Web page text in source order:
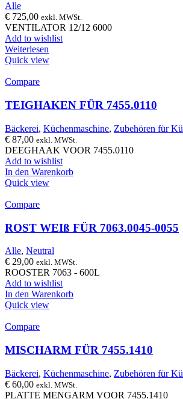
Alle
€ 725,00 exkl. MWSt.
VENTILATOR 12/12 6000
Add to wishlist
Weiterlesen
Quick view
Compare
TEIGHAKEN FÜR 7455.0110
Bäckerei, Küchenmaschine, Zubehören für
€ 87,00 exkl. MWSt.
DEEGHAAK VOOR 7455.0110
Add to wishlist
In den Warenkorb
Quick view
Compare
ROST WEIß FÜR 7063.0045-0055
Alle, Neutral
€ 29,00 exkl. MWSt.
ROOSTER 7063 - 600L
Add to wishlist
In den Warenkorb
Quick view
Compare
MISCHARM FÜR 7455.1410
Bäckerei, Küchenmaschine, Zubehören für
€ 60,00 exkl. MWSt.
PLATTE MENGARM VOOR 7455.1410